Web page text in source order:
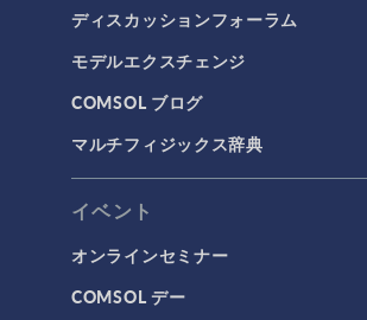
ディスカッションフォーラム
モデルエクスチェンジ
COMSOL ブログ
マルチフィジックス辞典
イベント
オンラインセミナー
COMSOL デー